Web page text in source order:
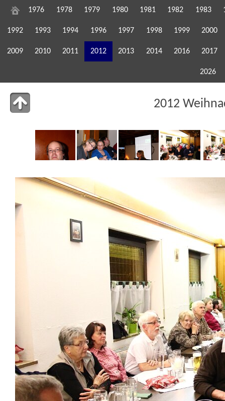
1976 1978 1979 1980 1981 1982 1983
1992 1993 1994 1996 1997 1998 1999 2000
2009 2010 2011 2012 2013 2014 2016 2017
2026
2012